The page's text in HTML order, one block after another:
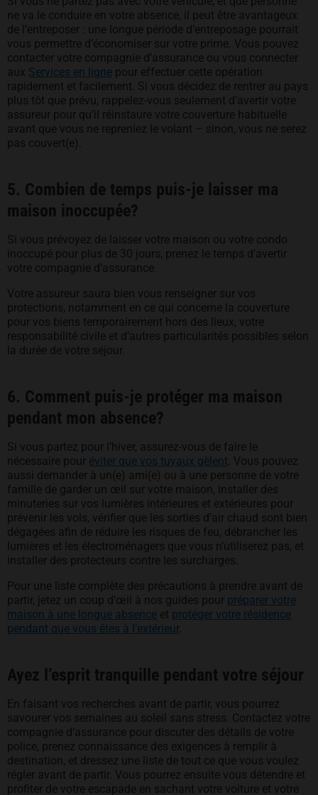
ne va le conduire en votre absence, il peut être avantageux
de l’entreposer : une longue période d’entreposage pourrait
vous permettre d’économiser sur votre prime. Vous pouvez
contacter votre compagnie d’assurance ou vous connecter
aux Services en ligne pour effectuer cette opération
rapidement et facilement. Si vous décidez de rentrer au pays
plus tôt que prévu, rappelez-vous seulement d’avertir votre
assureur pour qu’il réinstaure votre couverture habituelle
avant que vous ne repreniez le volant – sinon, vous ne serez
pas couvert(e).
5. Combien de temps puis-je laisser ma
maison inoccupée?
Si vous prévoyez de laisser votre maison ou votre condo
inoccupé pour plus de 30 jours, prenez le temps d’avertir
votre compagnie d’assurance.
Votre assureur saura bien vous renseigner sur vos
protections, notamment en ce qui concerne la couverture
pour vos biens temporairement hors des lieux, votre
responsabilité civile et d’autres particularités possibles selon
la durée de votre séjour.
6. Comment puis-je protéger ma maison
pendant mon absence?
Si vous partez pour l’hiver, assurez-vous de faire le
nécessaire pour éviter que vos tuyaux gèlent . Vous pouvez
aussi demander à un(e) ami(e) ou à une personne de votre
famille de garder un œil sur votre maison, installer des
minuteries sur vos lumières intérieures et extérieures pour
prévenir les vols, vérifier que les sorties d’air chaud sont bien
dégagées afin de réduire les risques de feu, débrancher les
lumières et les électroménagers que vous n’utiliserez pas, et
installer des protecteurs contre les surcharges.
Pour une liste complète des précautions à prendre avant de
partir, jetez un coup d’œil à nos guides pour préparer votre
maison à une longue absence et protéger votre résidence
pendant que vous êtes à l’extérieur.
Ayez l’esprit tranquille pendant votre séjour
En faisant vos recherches avant de partir, vous pourrez
savourer vos semaines au soleil sans stress. Contactez votre
compagnie d’assurance pour discuter des détails de votre
police, prenez connaissance des exigences à remplir à
destination, et dressez une liste de tout ce que vous voulez
régler avant de partir. Vous pourrez ensuite vous détendre et
profiter de votre escapade en sachant votre voiture et votre